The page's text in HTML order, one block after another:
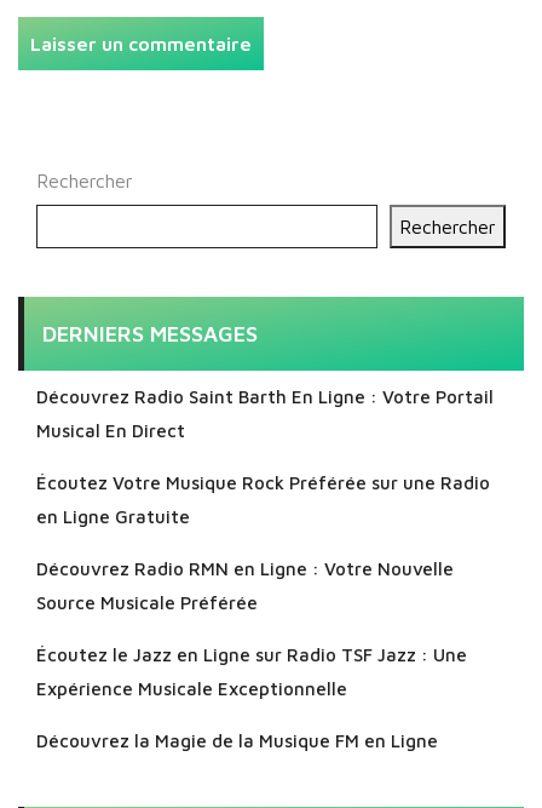
Rechercher
Rechercher
DERNIERS MESSAGES
Découvrez Radio Saint Barth En Ligne : Votre Portail
Musical En Direct
Écoutez Votre Musique Rock Préférée sur une Radio
en Ligne Gratuite
Découvrez Radio RMN en Ligne : Votre Nouvelle
Source Musicale Préférée
Écoutez le Jazz en Ligne sur Radio TSF Jazz : Une
Expérience Musicale Exceptionnelle
Découvrez la Magie de la Musique FM en Ligne